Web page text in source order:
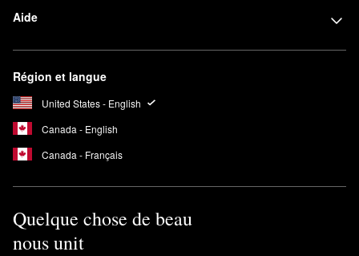
Aide
Région et langue
United States - English
Canada - English
Canada - Français
Quelque chose de beau
nous unit